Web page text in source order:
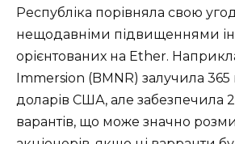
Республіка порівняла свою
нещодавніми підвищеннями
орієнтованих на Ether.
Immersion (BMNR) залучила 365
доларів США, але забезпечила
варантів, що може значно